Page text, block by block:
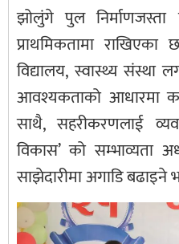
झोलुंगे पुल निर्माणजस्ता
प्राथमिकतामा राखिएका
विद्यालय, स्वास्थ्य संस्था
आवश्यकताको आधारमा
साथै, सहरीकरणलाई
विकास’ को सम्भाव्यता
साझेदारीमा अगाडि बढाइने